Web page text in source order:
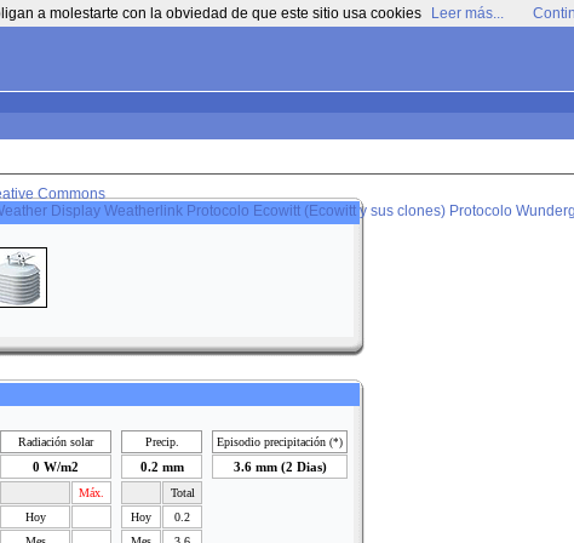
Commons
Display Weatherlink Protocolo Ecowitt (Ecowitt y sus clones) Protocolo
Radiación solar Precip. Episodio precipitación (*)
0 W/m2 0.2 mm 3.6 mm (2 Dias)
Máx.
Total
Hoy Hoy
0.2
a molestarte con la obviedad de que este sitio usa cookies Leer más...